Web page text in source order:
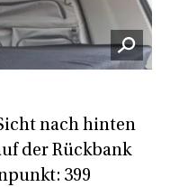
nach hinten
der Rückbank
399